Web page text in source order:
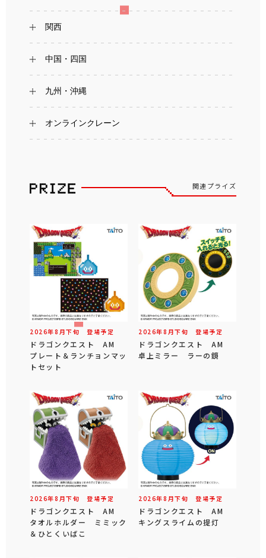
関西
中国・四国
九州・沖縄
オンラインクレーン
関連プライズ
2026年8 月下旬 登場予定
ドラゴンクエスト AM
プレート＆ランチョンマッ
トセット
2026年8 月下旬 登場予定
ドラゴンクエスト AM
卓上ミラー ラーの鏡
2026年8 月下旬 登場予定
ドラゴンクエスト AM
タオルホルダー ミミック
＆ひとくいばこ
2026年8 月下旬 登場予定
ドラゴンクエスト AM
キングスライムの提灯